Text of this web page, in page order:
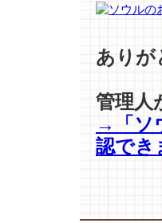
ありが
管理人
→「ソ
認でき